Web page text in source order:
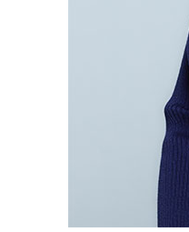
动物系恋